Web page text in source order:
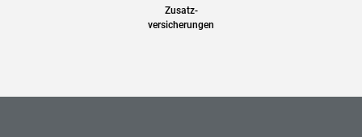
Zusatz-
versicherungen